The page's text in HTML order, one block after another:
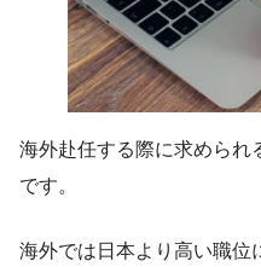
海外赴任する際に求められ
です。
海外では日本より高い職位